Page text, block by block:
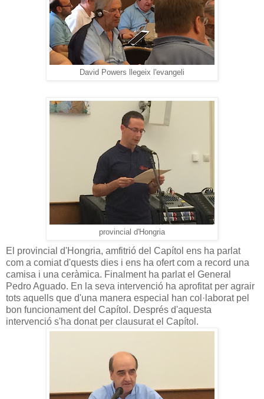
David Powers llegeix l'evangeli
provincial d'Hongria
El provincial d'Hongria, amfitrió del Capítol ens ha parlat
com a comiat d'quests dies i ens ha ofert com a record una
camisa i una ceràmica. Finalment ha parlat el General
Pedro Aguado. En la seva intervenció ha aprofitat per agrair
tots aquells que d'una manera especial han col·laborat pel
bon funcionament del Capítol. Després d'aquesta
intervenció s'ha donat per clausurat el Capítol.